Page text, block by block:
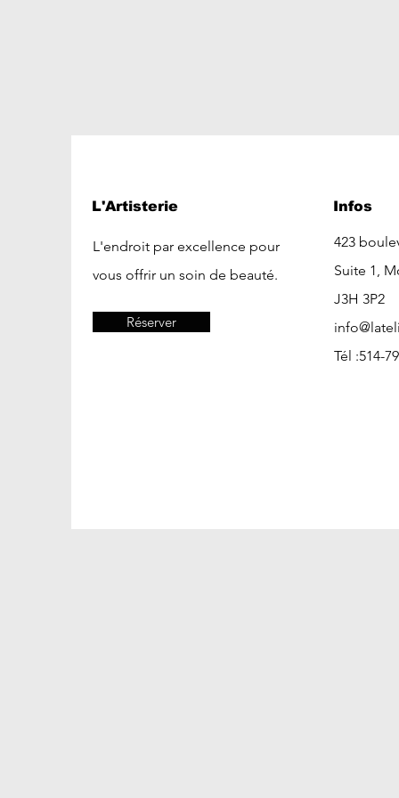
L'Artisterie
L'endroit par excellence pour
vous offrir un soin de beauté.
Réserver
Infos
423
Suite 1,
J3H 3P2
Tél :514-